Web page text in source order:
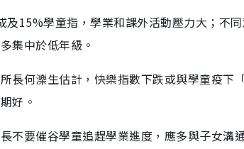
及15%學童指，學業和課外活動壓力大；不
集中於低年級。
長何濼生估計，快樂指數下跌或與學童疫
好。
不要催谷學童追趕學業進度，應多與子女